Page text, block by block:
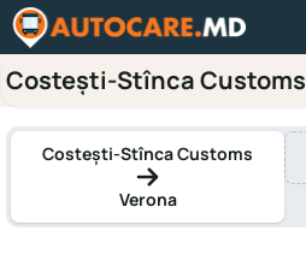
Costești-Stînca Customs
Costești-Stînca Customs
Verona